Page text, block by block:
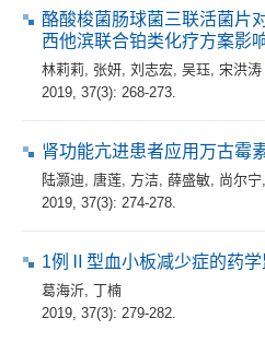
酪酸梭菌肠球菌三联活菌片
西他滨联合铂类化疗方案影
林莉莉 张妍 刘志宏 吴珏 宋洪涛
2019, 37(3): 268-273.
肾功能亢进患者应用万古霉
陆灏迪 唐莲 方洁 薛盛敏 尚尔宁
2019, 37(3): 274-278.
1例Ⅱ型血小板减少症的药学
葛海沂 丁楠
2019, 37(3): 279-282.